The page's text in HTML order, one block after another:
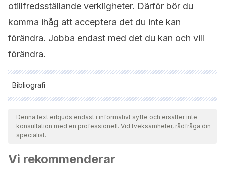
otillfredsställande verkligheter. Därför bör du
komma ihåg att acceptera det du inte kan
förändra. Jobba endast med det du kan och vill
förändra.
Bibliografi
Samtliga citerade källor har granskats noggrant av vårt team
för att säkerställa deras kvalitet, tillförlitlighet, aktualitet och
giltighet. Bibliografin för denna artikel ansågs vara tillförlitlig
Germer, C. (2009).The mindful path to self-compassion:
Freeing yourself from destructive thoughts and emotions.
Denna text erbjuds endast i informativt syfte och ersätter inte
konsultation med en professionell. Vid tveksamheter, rådfråga din
specialist.
Vi rekommenderar